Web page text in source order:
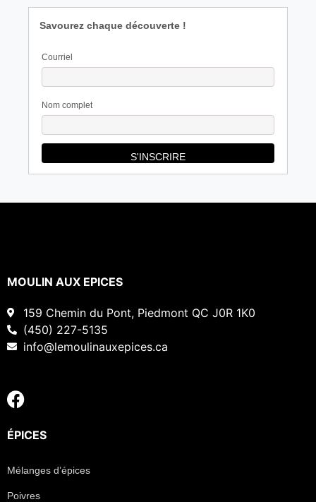
Savourez chaque découverte !
Courriel
Nom complet
MOULIN AUX EPICES
159 Chemin du Pont, Piedmont QC J0R 1K0
(450) 227-5135
info@lemoulinauxepices.ca
ÉPICES
Mélanges d’épices
Poivres